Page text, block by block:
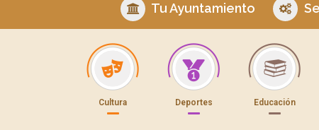
Tu Ayuntamiento
Cultura Deportes Educación